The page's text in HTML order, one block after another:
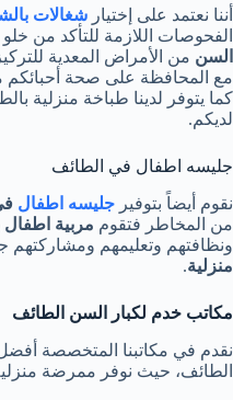
أننا نعتمد على إختيار شغالات
الفحوصات اللازمة للتأكد من خلو
السن من الأمراض المعدية
مع المحافظة على صحة أحبائكم
كما يتوفر لدينا طباخة منزلية
لديكم.
جليسه اطفال في الطائف
نقوم أيضاً بتوفير جليسه اطفال
من المخاطر فتقوم مربية اطفال
ونظافتهم وتعليمهم ومشاركتهم
منزلية.
مكاتب خدم لكبار السن الطائف
نقدم في مكاتبنا المتخصصة
الطائف، حيث نوفر ممرضة